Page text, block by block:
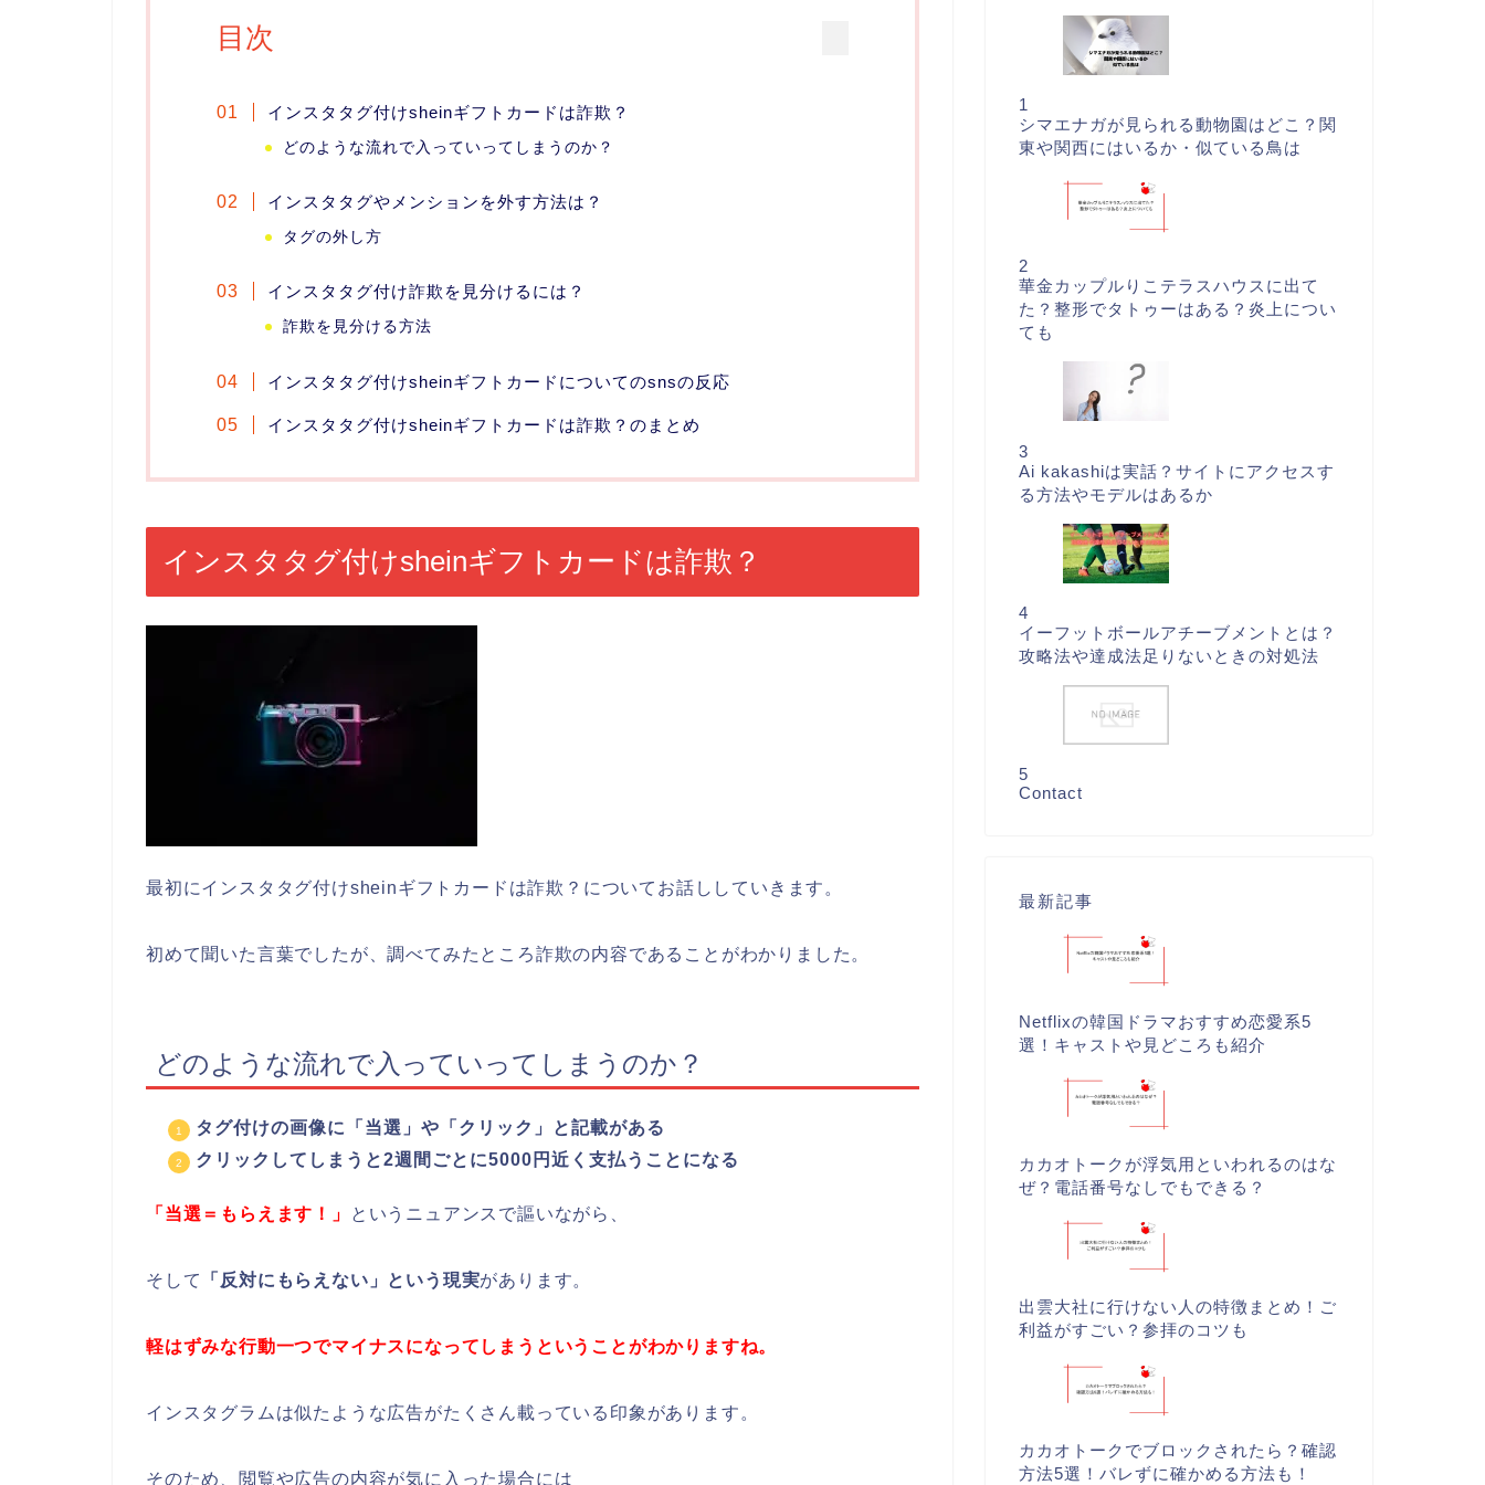
目次
インスタタグ付けsheinギフトカードは詐欺？
どのような流れで入っていってしまうのか？
インスタタグやメンションを外す方法は？
タグの外し方
インスタタグ付け詐欺を見分けるには？
詐欺を見分ける方法
インスタタグ付けsheinギフトカードについてのsnsの反応
インスタタグ付けsheinギフトカードは詐欺？のまとめ
インスタタグ付けsheinギフトカードは詐欺？
最初にインスタタグ付けsheinギフトカードは詐欺？についてお話ししていきます。
初めて聞いた言葉でしたが、調べてみたところ詐欺の内容であることがわかりました。
どのような流れで入っていってしまうのか？
タグ付けの画像に「当選」や「クリック」と記載がある
クリックしてしまうと2週間ごとに5000円近く支払うことになる
「当選＝もらえます！」 というニュアンスで謳いながら、
そして 「反対にもらえない」という現実があります。
軽はずみな行動一つでマイナスになってしまうということがわかりますね。
インスタグラムは似たような広告がたくさん載っている印象があります。
そのため、閲覧や広告の内容が気に入った場合には
1
シマエナガが見られる動物園はどこ？関
東や関西にはいるか・似ている鳥は
2
華金カップルりこテラスハウスに出て
た？整形でタトゥーはある？炎上につい
ても
3
Ai kakashiは実話？サイトにアクセスす
る方法やモデルはあるか
4
イーフットボールアチーブメントとは？
攻略法や達成法足りないときの対処法
5
Contact
最新記事
Netflixの韓国ドラマおすすめ恋愛系5
選！キャストや見どころも紹介
カカオトークが浮気用といわれるのはな
ぜ？電話番号なしでもできる？
出雲大社に行けない人の特徴まとめ！ご
利益がすごい？参拝のコツも
カカオトークでブロックされたら？確認
方法5選！バレずに確かめる方法も！